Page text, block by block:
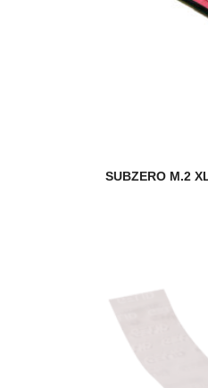
SUBZERO M.2